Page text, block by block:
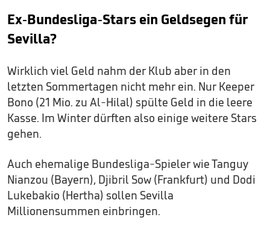
Ex-Bundesliga-Stars ein Geldsegen für
Sevilla?
Wirklich viel Geld nahm der Klub aber in den
letzten Sommertagen nicht mehr ein. Nur Keeper
Bono (21 Mio. zu Al-Hilal) spülte Geld in die leere
Kasse. Im Winter dürften also einige weitere Stars
gehen.
Auch ehemalige Bundesliga-Spieler wie Tanguy
Nianzou (Bayern), Djibril Sow (Frankfurt) und Dodi
Lukebakio (Hertha) sollen Sevilla
Millionensummen einbringen.